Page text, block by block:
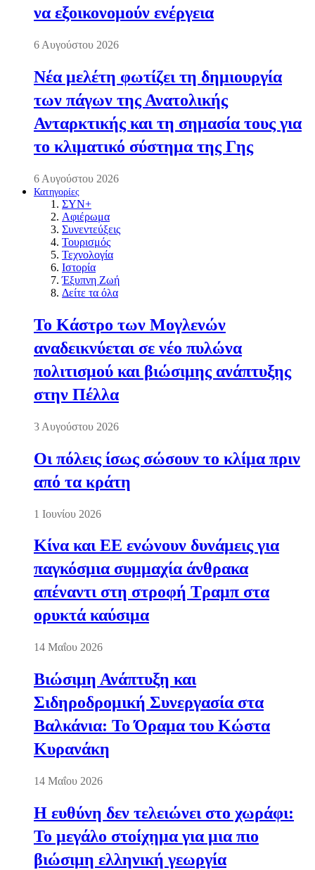
να εξοικονομούν ενέργεια
6 Αυγούστου 2026
Νέα μελέτη φωτίζει τη δημιουργία
των πάγων της Ανατολικής
Ανταρκτικής και τη σημασία τους για
το κλιματικό σύστημα της Γης
6 Αυγούστου 2026
Κατηγορίες
ΣΥΝ+
Αφιέρωμα
Συνεντεύξεις
Τουρισμός
Τεχνολογία
Ιστορία
Έξυπνη Ζωή
Δείτε τα όλα
Το Κάστρο των Μογλενών
αναδεικνύεται σε νέο πυλώνα
πολιτισμού και βιώσιμης ανάπτυξης
στην Πέλλα
3 Αυγούστου 2026
Οι πόλεις ίσως σώσουν το κλίμα πριν
από τα κράτη
1 Ιουνίου 2026
Κίνα και ΕΕ ενώνουν δυνάμεις για
παγκόσμια συμμαχία άνθρακα
απέναντι στη στροφή Τραμπ στα
ορυκτά καύσιμα
14 Μαΐου 2026
Βιώσιμη Ανάπτυξη και
Σιδηροδρομική Συνεργασία στα
Βαλκάνια: Το Όραμα του Κώστα
Κυρανάκη
14 Μαΐου 2026
Η ευθύνη δεν τελειώνει στο χωράφι:
Το μεγάλο στοίχημα για μια πιο
βιώσιμη ελληνική γεωργία